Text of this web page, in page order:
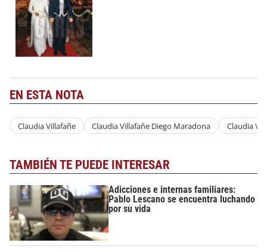
EN ESTA NOTA
Claudia Villafañe Claudia Villafañe Diego Maradona Claudia
TAMBIÉN TE PUEDE INTERESAR
Adicciones e internas familiares:
Pablo Lescano se encuentra luchando
por su vida